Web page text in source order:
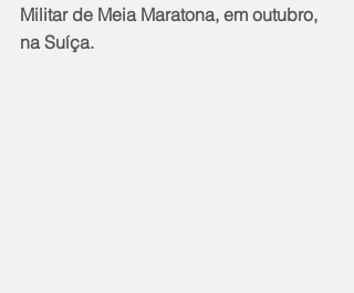
Militar de Meia Maratona, em outubro,
na Suíça.